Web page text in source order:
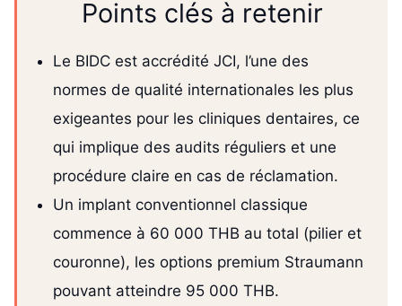
Points clés à retenir
Le BIDC est accrédité JCI, l’une des
normes de qualité internationales les plus
exigeantes pour les cliniques dentaires, ce
qui implique des audits réguliers et une
procédure claire en cas de réclamation.
Un implant conventionnel classique
commence à 60 000 THB au total (pilier et
couronne), les options premium Straumann
pouvant atteindre 95 000 THB.